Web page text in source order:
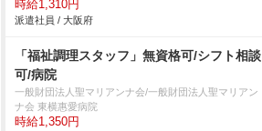
時給1,310円
派遣社員 / 大阪府
「福祉調理スタッフ」無資格可/シフト相談
可/病院
一般財団法人聖マリアンナ会/一般財団法人聖マリアン
ナ会 東横惠愛病院
時給1,350円